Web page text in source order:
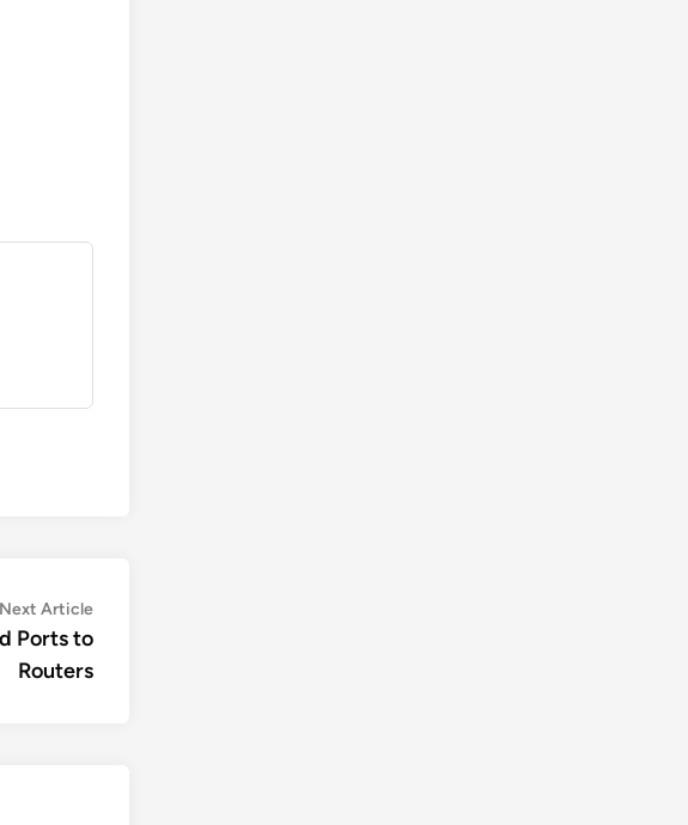
Next ArticleNext
article:
Ports to
Routers